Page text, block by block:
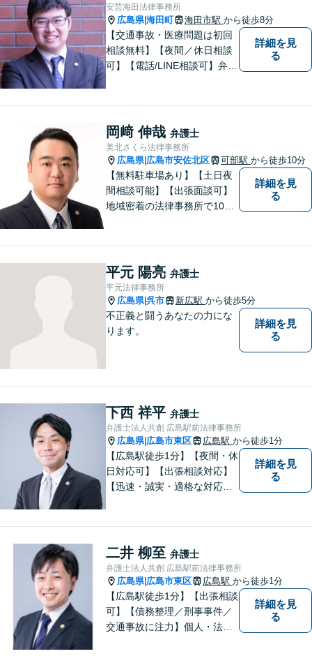
安芸海田法律事務所
広島県|海田町 海田市駅 から徒歩8分
【交通事故・医療問題は初回
相談無料】【夜間／休日相談
可】【電話/LINE相談可】弁護
ている方は、すぐに弁護士に
ご相談ください。【JR海田市
駅から徒歩9分】
詳細を見
る
岡﨑 伸哉 弁護士
美北さくら法律事務所
広島県| 広島市安佐北区 可部駅 から徒歩10分
【無料駐車場あり】【土日夜
間相談可能】【出張面談可】
地域密着の法律事務所で10年
面談も承っています！【借金
問題相談無料】
詳細を見
る
平元 陽亮 弁護士
平元法律事務所
広島県|呉市 新広駅 から徒歩5分
不正義と闘うあなたの力にな
ります。
詳細を見
る
下西 祥平 弁護士
弁護士法人共創 広島駅前法律事務所
広島県| 広島市東区 広島駅 から徒歩1分
【広島駅徒歩1分】【夜間・休
日対応可】【出張相談対応】
【迅速・誠実・適格な対応】
重視しています。また、弊事
務所は迅速な対応・回答を最
優先にしています。
詳細を見
る
二井 柳至 弁護士
弁護士法人共創 広島駅前法律事務所
広島県| 広島市東区 広島駅 から徒歩1分
【広島駅徒歩1分】【出張相談
可】【債務整理／刑事事件／
交通事故に注力】個人・法人
詳細を見
る